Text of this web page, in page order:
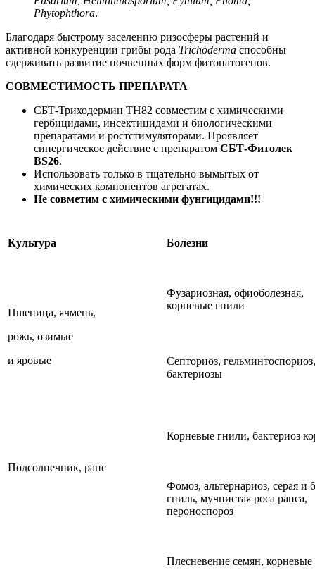
Phytophthora.
Благодаря быстрому заселению ризосферы растений и
активной конкуренции грибы рода Trichoderma способны
сдерживать развитие почвенных форм фитопатогенов.
СОВМЕСТИМОСТЬ ПРЕПАРАТА
СБТ-Триходермин ТН82 совместим с химическими
гербицидами, инсектицидами и биологическими
препаратами и ростстимуляторами. Проявляет
синергическое действие с препаратом СБТ-Фитолек
BS26.
Использовать только в тщательно вымытых от
химических компонентов агрегатах.
Не совметим с химическими фунгицидами!!!
Культура Болезни
Пшеница, ячмень,
рожь, озимые
и яровые
Фузариозная, офиоболезная,
корневые гнили
Септориоз, гельминтоспориоз,
бактериозы
Подсолнечник, рапс
Корневые гнили, бактериоз
Фомоз, альтернариоз, серая и
гниль, мучнистая роса рапса,
пероноспороз
Плесневение семян,